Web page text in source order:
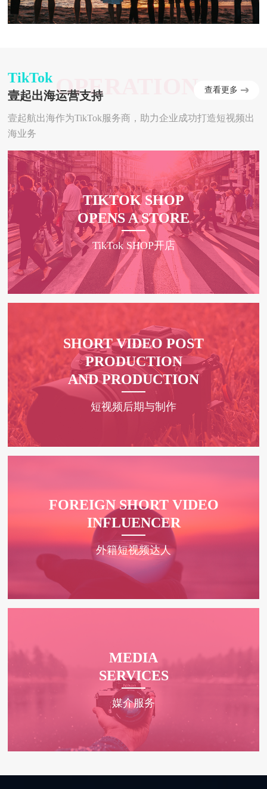
TikTok OPERATION
壹起出海运营支持 查看更多
壹起航出海作为TikTok服务商，助力企业成功打造短视频出
海业务
TIKTOK SHOP
OPENS A STORE
TikTok SHOP开店
SHORT VIDEO POST
PRODUCTION
AND PRODUCTION
短视频后期与制作
FOREIGN SHORT VIDEO
INFLUENCER
外籍短视频达人
MEDIA
SERVICES
媒介服务